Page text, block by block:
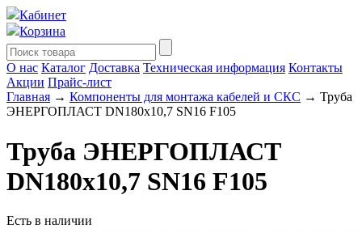
Кабинет
Корзина
О нас Каталог Доставка Техническая информация Контакты
Акции Прайс-лист
Главная → Компоненты для монтажа кабелей и СКС → Труба
ЭНЕРГОПЛАСТ DN180х10,7 SN16 F105
Труба ЭНЕРГОПЛАСТ
DN180х10,7 SN16 F105
Есть в наличии